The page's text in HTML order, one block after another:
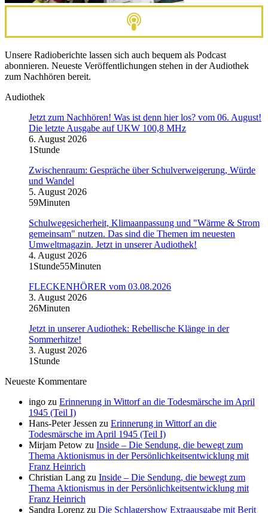
Unsere Radioberichte lassen sich auch bequem als Podcast
abonnieren. Neueste Veröffentlichungen stehen in der Audiothek
zum Nachhören bereit.
Audiothek
Jetzt zum Nachhören! Was ist denn hier los? vom 06. August!
Die letzte Ausgabe auf UKW 100,8 MHz
6. August 2026
1Stunde
Zwischenraum: Gespräche über Schulverweigerung, Würde
und Wandel
5. August 2026
59Minuten
Schulwegesicherheit, Klimaanpassung und "Wärme & Strom
gemeinsam" nutzen. Das sind die Themen im neuesten
Umweltmagazin. Jetzt in unserer Audiothek!
4. August 2026
1Stunde55Minuten
FLECKENHÖRER vom 03.08.2026
3. August 2026
26Minuten
Jetzt in unserer Audiothek: Rebellische Klänge in der
Sommerhitze!
3. August 2026
1Stunde
Neueste Kommentare
ingo zu Erinnerung in Wittorf an die Todesmärsche im April
1945 (Teil I)
Hans-Peter Jessen zu Erinnerung in Wittorf an die
Todesmärsche im April 1945 (Teil I)
Mirjam Petow zu Inside – Die Sendung, die bewegt zum
Thema Aktionismus in der Persönlichkeitsentwicklung mit
Franz Heinrich
Christian Lang zu Inside – Die Sendung, die bewegt zum
Thema Aktionismus in der Persönlichkeitsentwicklung mit
Franz Heinrich
Sandra Lorenz zu Die Schlagershow Extraausgabe mit Berit